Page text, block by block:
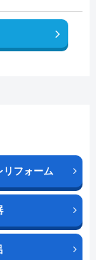
リフォーム